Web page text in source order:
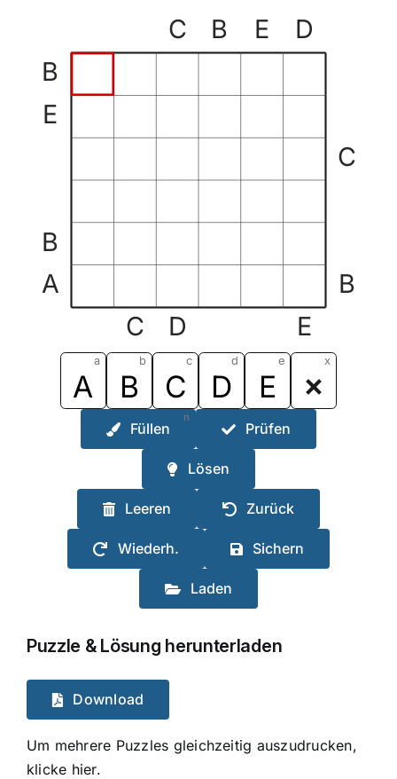
C B E D
B
E
C
B
A
B
C
D E
a
A
b
B
c
C
d
D
e
E
x
n
Füllen Prüfen
Lösen
Leeren Zurück
Wiederh. Sichern
Laden
Puzzle & Lösung herunterladen
Download
Um mehrere Puzzles gleichzeitig auszudrucken,
klicke hier.